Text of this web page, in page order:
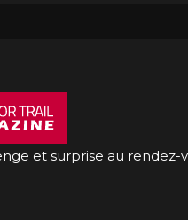
et surprise au